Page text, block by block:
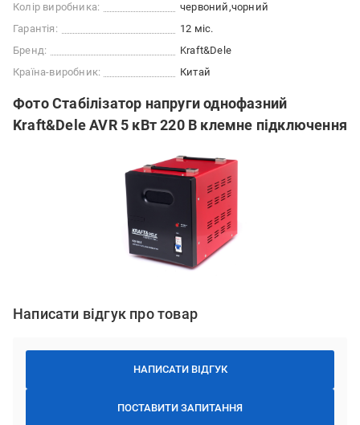
Колір виробника: червоний чорний
Гарантія:
12 міс.
Бренд:
Kraft&Dele
Країна-виробник:
Китай
Фото Стабілізатор напруги однофазний
Kraft&Dele AVR 5 кВт 220 В клемне підключення
Написати відгук про товар
НАПИСАТИ ВІДГУК
ПОСТАВИТИ ЗАПИТАННЯ